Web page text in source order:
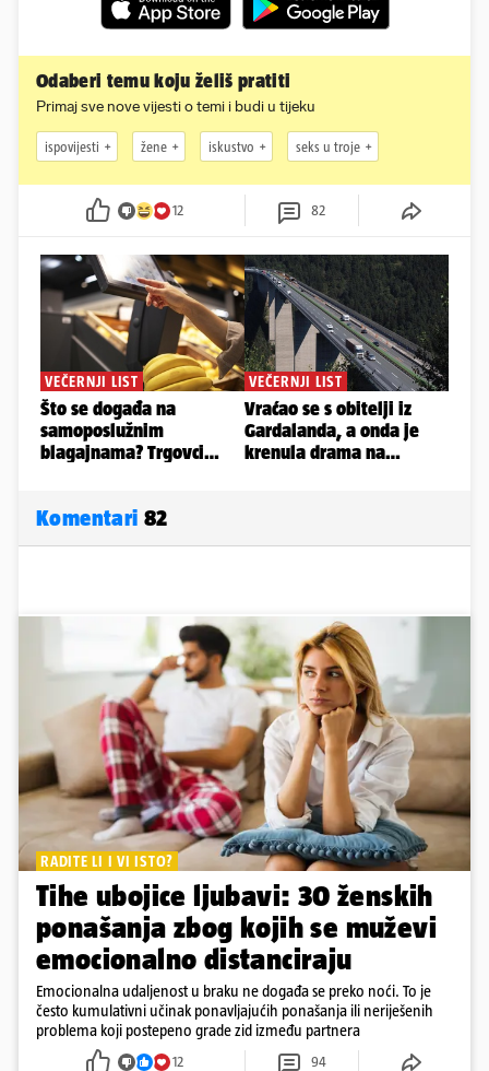
Odaberi temu koju želiš pratiti
Primaj sve nove vijesti o temi i budi u tijeku
ispovijesti žene iskustvo seks u troje
12 82
Komentari 82
RADITE LI I VI ISTO?
Tihe ubojice ljubavi: 30 ženskih
ponašanja zbog kojih se muževi
emocionalno distanciraju
Emocionalna udaljenost u braku ne događa se preko noći. To je
često kumulativni učinak ponavljajućih ponašanja ili neriješenih
problema koji postepeno grade zid između partnera
12 94